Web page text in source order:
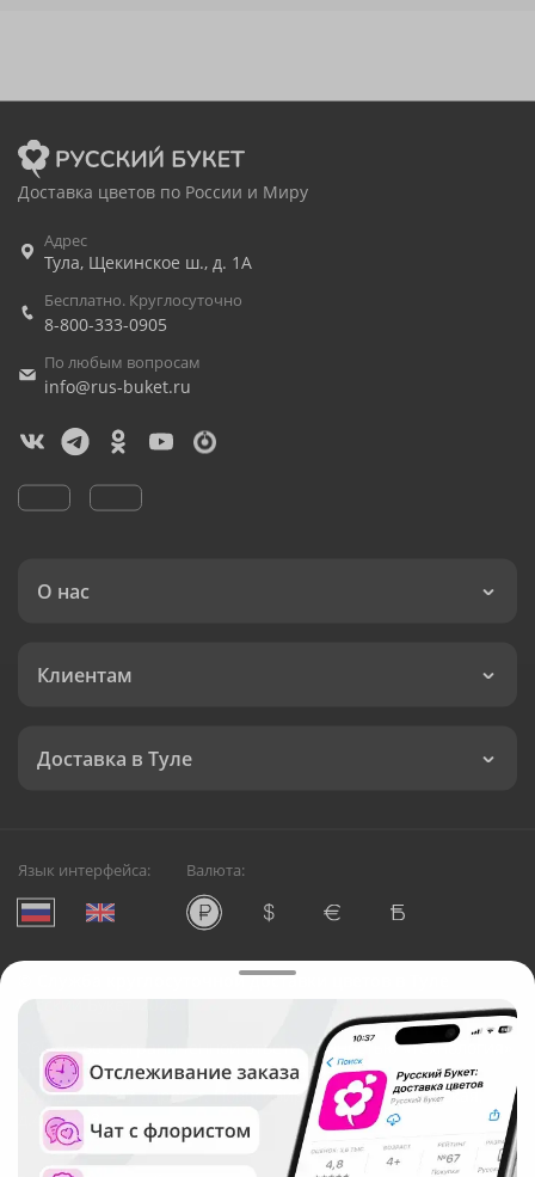
Доставка цветов по России и Миру
Адрес
Тула, Щекинское ш., д. 1А
Бесплатно. Круглосуточно
8-800-333-0905
По любым вопросам
info@rus-buket.ru
О нас
Клиентам
Доставка в Туле
Язык интерфейса: Валюта:
Служба круглосуточной доставки цветов в Туле
Русский Букет, 2026
Общество с ограниченной ответственностью «Технология»
ОГРН: 1195476081745, ИНН: 5410081997
Юридический адрес: г. Новосибирск, ул. Ипподромская,
д.42, оф. 3